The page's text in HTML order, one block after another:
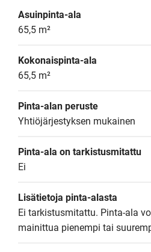
Asuinpinta-ala
65,5 m²
Kokonaispinta-ala
65,5 m²
Pinta-alan peruste
Yhtiöjärjestyksen mukainen
Pinta-ala on tarkistusmitattu
Ei
Lisätietoja pinta-alasta
Ei tarkistusmitattu. Pinta-ala
mainittua pienempi tai